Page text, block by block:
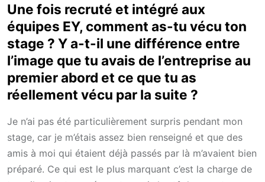
Une fois recruté et intégré aux
équipes EY, comment as-tu vécu ton
stage ? Y a-t-il une différence entre
l’image que tu avais de l’entreprise au
premier abord et ce que tu as
réellement vécu par la suite ?
Je n’ai pas été particulièrement surpris pendant mon
stage, car je m’étais assez bien renseigné et que des
amis à moi qui étaient déjà passés par là m’avaient bien
préparé. Ce qui est le plus marquant c’est la charge de